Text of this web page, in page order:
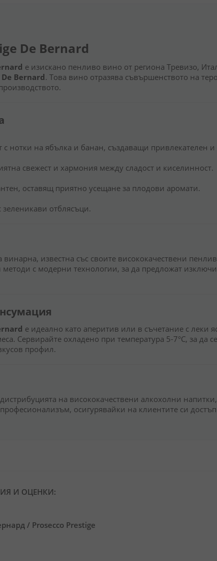
De Bernard
е изискано пенливо вино от региона Тревизо,
De Bernard. Това вино отразява съвършенството на
с нотки на ябълка и банан, създаващи привлекателен
свежест и хармония между сладост и киселинност.
оставящ приятно усещане за плодови аромати.
отблясъци.
винарна, известна със своите висококачествени
методи с модерни технологии, за да предложат
е идеално като аперитив или в съчетание с леки
Сервирайте охладено при температура 5-7°C, за да
профил.
на висококачествени алкохолни напитки,
осигурявайки на клиентите си
И ОЦЕНКИ:
/ Prosecco Prestige